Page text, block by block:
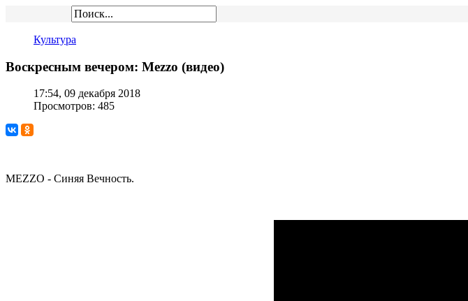
Культура
Воскресным вечером: Mezzo (видео)
17:54, 09 декабря 2018
Просмотров: 485
MEZZO - Синяя Вечность.